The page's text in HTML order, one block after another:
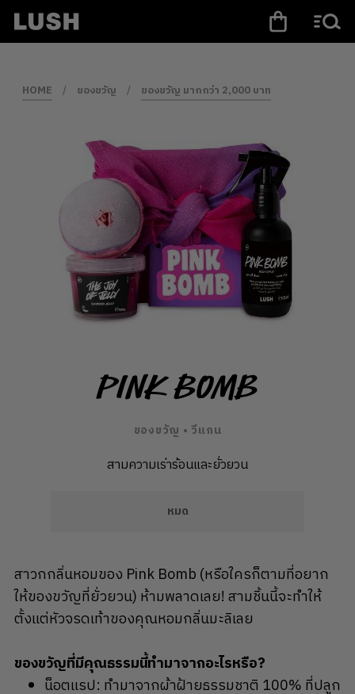
HOME / ของขวัญ / ของขวัญ มากกว่า 2,000 บาท
Pink Bomb
ของขวัญ • วีแกน
สามความเร่าร้อนและยั่วยวน
หมด
สาวกกลิ่นหอมของ Pink Bomb (หรือใครก็ตามที่อยาก
ให้ของขวัญที่ยั่วยวน) ห้ามพลาดเลย! สามชิ้นนี้จะทำให้
ตั้งแต่หัวจรดเท้าของคุณหอมกลิ่นมะลิเลย
ของขวัญที่มีคุณธรรมนี้ทำมาจากอะไรหรือ?
น็อตแรป: ทำมาจากผ้าฝ้ายธรรมชาติ 100% ที่ปลูก